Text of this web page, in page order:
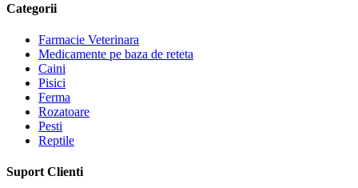
Categorii
Farmacie Veterinara
Medicamente pe baza de reteta
Caini
Pisici
Ferma
Rozatoare
Pesti
Reptile
Suport Clienti